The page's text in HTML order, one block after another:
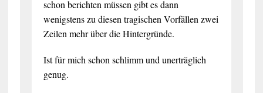
schon berichten müssen gibt es dann
wenigstens zu diesen tragischen Vorfällen zwei
Zeilen mehr über die Hintergründe.
Ist für mich schon schlimm und unerträglich
genug.